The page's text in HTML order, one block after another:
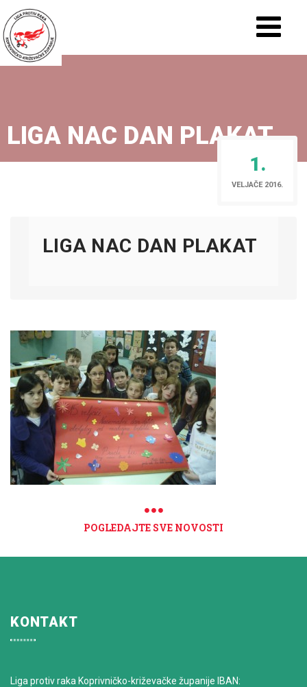
LIGA NAC DAN PLAKAT
1.
VELJAČE 2016.
LIGA NAC DAN PLAKAT
POGLEDAJTE SVE NOVOSTI
KONTAKT
Liga protiv raka Koprivničko-križevačke županije IBAN: